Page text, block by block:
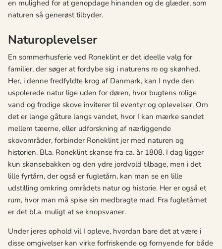
en mulighed for at genopdage hinanden og de glæder, som
naturen så generøst tilbyder.
Naturoplevelser
En sommerhusferie ved Roneklint er det ideelle valg for
familier, der søger at fordybe sig i naturens ro og skønhed.
Her, i denne fredfyldte krog af Danmark, kan I nyde den
uspolerede natur lige uden for døren, hvor bugtens rolige
vand og frodige skove inviterer til eventyr og oplevelser. Om
det er lange gåture langs vandet, hvor I kan mærke sandet
mellem tæerne, eller udforskning af nærliggende
skovområder, forbinder Roneklint jer med naturen og
historien. Bl.a. Roneklint skanse fra ca. år 1808. I dag ligger
kun skansebakken og den ydre jordvold tilbage, men i det
lille fyrtårn, der også er fugletårn, kan man se en lille
udstilling omkring områdets natur og historie. Her er også et
rum, hvor man må spise sin medbragte mad. Fra fugletårnet
er det bl.a. muligt at se knopsvaner.
Under jeres ophold vil I opleve, hvordan bare det at være i
disse omgivelser kan virke forfriskende og fornyende for både